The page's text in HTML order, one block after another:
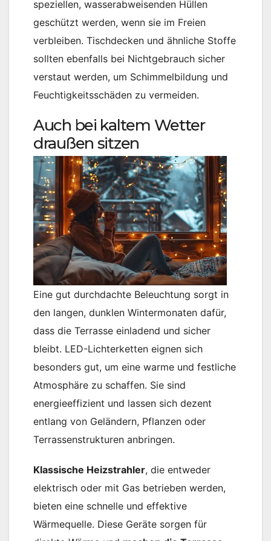
speziellen, wasserabweisenden Hüllen
geschützt werden, wenn sie im Freien
verbleiben. Tischdecken und ähnliche Stoffe
sollten ebenfalls bei Nichtgebrauch sicher
verstaut werden, um Schimmelbildung und
Feuchtigkeitsschäden zu vermeiden.
Auch bei kaltem Wetter
draußen sitzen
Eine gut durchdachte Beleuchtung sorgt in
den langen, dunklen Wintermonaten dafür,
dass die Terrasse einladend und sicher
bleibt. LED-Lichterketten eignen sich
besonders gut, um eine warme und festliche
Atmosphäre zu schaffen. Sie sind
energieeffizient und lassen sich dezent
entlang von Geländern, Pflanzen oder
Terrassenstrukturen anbringen.
Klassische Heizstrahler, die entweder
elektrisch oder mit Gas betrieben werden,
bieten eine schnelle und effektive
Wärmequelle. Diese Geräte sorgen für